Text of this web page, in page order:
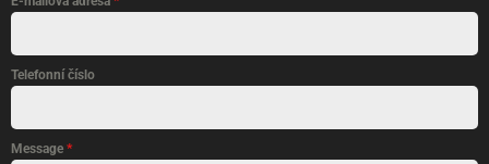
Telefonní číslo
Message *